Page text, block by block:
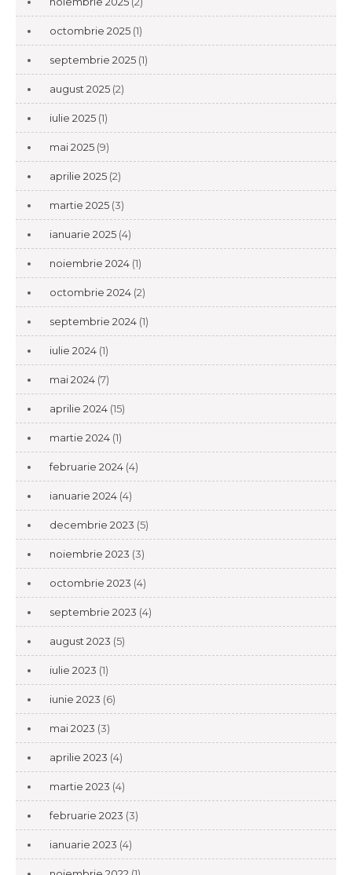
octombrie 2025 (1)
septembrie 2025 (1)
august 2025 (2)
iulie 2025 (1)
mai 2025 (9)
aprilie 2025 (2)
martie 2025 (3)
ianuarie 2025 (4)
noiembrie 2024 (1)
octombrie 2024 (2)
septembrie 2024 (1)
iulie 2024 (1)
mai 2024 (7)
aprilie 2024 (15)
martie 2024 (1)
februarie 2024 (4)
ianuarie 2024 (4)
decembrie 2023 (5)
noiembrie 2023 (3)
octombrie 2023 (4)
septembrie 2023 (4)
august 2023 (5)
iulie 2023 (1)
iunie 2023 (6)
mai 2023 (3)
aprilie 2023 (4)
martie 2023 (4)
februarie 2023 (3)
ianuarie 2023 (4)